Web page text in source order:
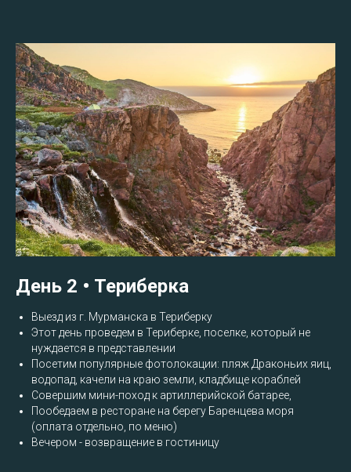
День 2 • Териберка
Выезд из г. Мурманска в Териберку
Этот день проведем в Териберке, поселке, который не
нуждается в представлении
Посетим популярные фотолокации: пляж Драконьих яиц,
водопад, качели на краю земли, кладбище кораблей
Совершим мини-поход к артиллерийской батарее,
Пообедаем в ресторане на берегу Баренцева моря
(оплата отдельно, по меню)
Вечером - возвращение в гостиницу